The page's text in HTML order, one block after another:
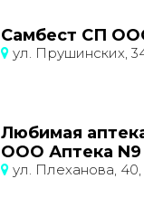
Самбест СП
ул. Прушинских,
Любимая
ООО Аптека N9
ул. Плеханова,